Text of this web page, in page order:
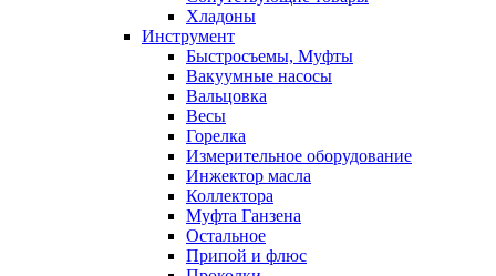
Хладоны
Инструмент
Быстросъемы, Муфты
Вакуумные насосы
Вальцовка
Весы
Горелка
Измерительное оборудование
Инжектор масла
Коллектора
Муфта Ганзена
Остальное
Припой и флюс